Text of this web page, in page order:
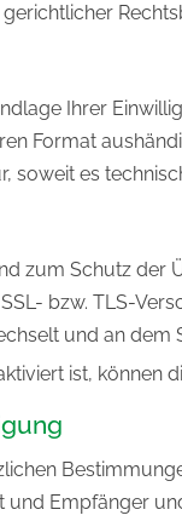
Ihrer
Format
soweit es
zum Schutz
bzw. TLS-
und an
ist, können
Empfänger